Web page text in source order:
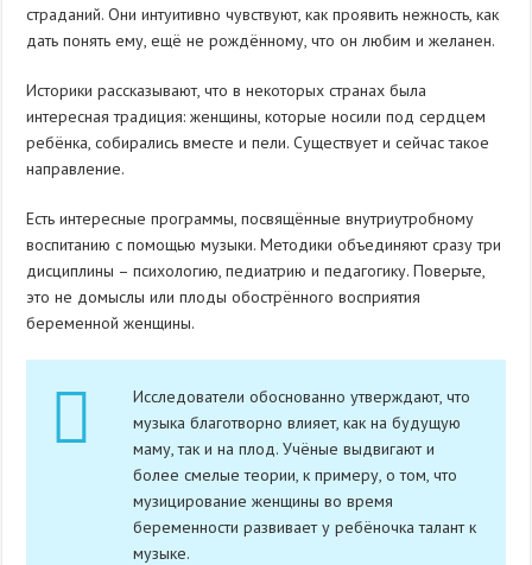
страданий. Они интуитивно чувствуют, как проявить нежность, как
дать понять ему, ещё не рождённому, что он любим и желанен.
Историки рассказывают, что в некоторых странах была
интересная традиция: женщины, которые носили под сердцем
ребёнка, собирались вместе и пели. Существует и сейчас такое
направление.
Есть интересные программы, посвящённые внутриутробному
воспитанию с помощью музыки. Методики объединяют сразу три
дисциплины – психологию, педиатрию и педагогику. Поверьте,
это не домыслы или плоды обострённого восприятия
беременной женщины.
Исследователи обоснованно утверждают, что
музыка благотворно влияет, как на будущую
маму, так и на плод. Учёные выдвигают и
более смелые теории, к примеру, о том, что
музицирование женщины во время
беременности развивает у ребёночка талант к
музыке.